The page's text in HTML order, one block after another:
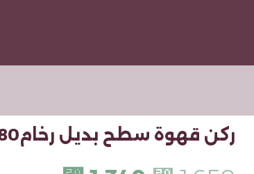
ركن قهوة سطح بديل رخام180